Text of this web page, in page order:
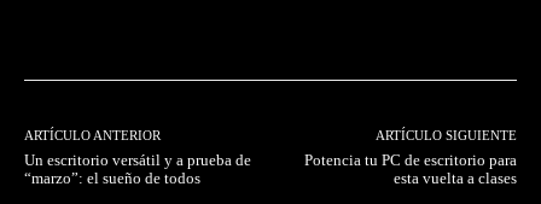
ARTÍCULO ANTERIOR
Un escritorio versátil y a prueba de
“marzo”: el sueño de todos
ARTÍCULO SIGUIENTE
Potencia tu PC de escritorio para
esta vuelta a clases